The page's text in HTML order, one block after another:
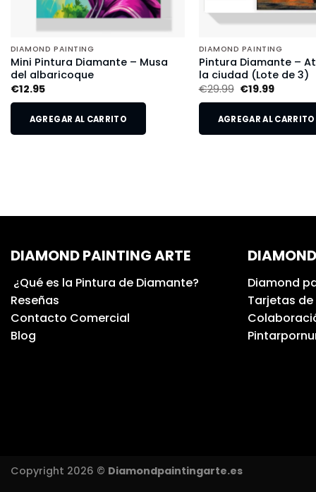
DIAMOND PAINTING
Mini Pintura Diamante – Musa
del albaricoque
€12.95
AGREGAR AL CARRITO
DIAMOND PAINTING
Pintura Diamante –
la ciudad (Lote de 3)
€29.99 €19.99
AGREGAR AL CARRITO
DIAMOND PAINTING ARTE
¿Qué es la Pintura de Diamante?
Reseñas
Contacto Comercial
Blog
Diamond
Tarjetas de
Copyright 2026 © Diamondpaintingarte.es